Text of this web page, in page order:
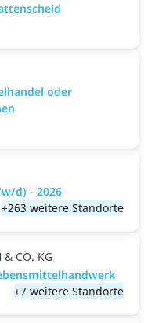
oder
d) - 2026
+263 weitere Standorte
CO. KG
+7 weitere Standorte